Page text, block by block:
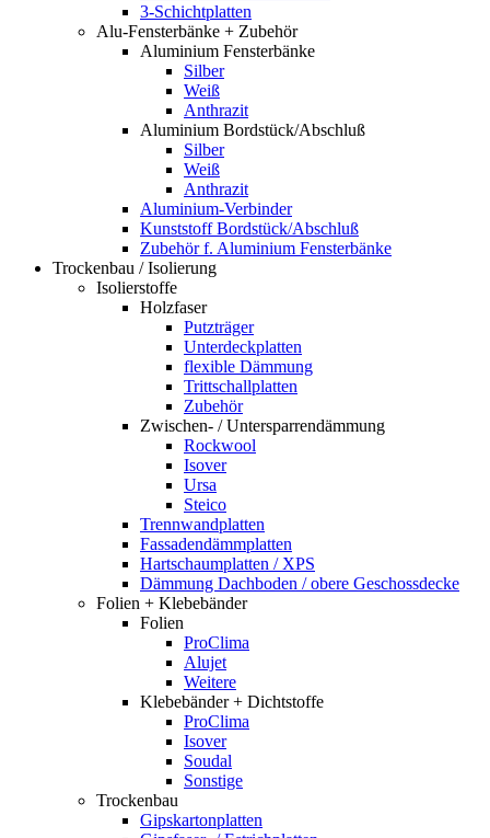
3-Schichtplatten
Alu-Fensterbänke + Zubehör
Aluminium Fensterbänke
Silber
Weiß
Anthrazit
Aluminium Bordstück/Abschluß
Silber
Weiß
Anthrazit
Aluminium-Verbinder
Kunststoff Bordstück/Abschluß
Zubehör f. Aluminium Fensterbänke
Trockenbau / Isolierung
Isolierstoffe
Holzfaser
Putzträger
Unterdeckplatten
flexible Dämmung
Trittschallplatten
Zubehör
Zwischen- / Untersparrendämmung
Rockwool
Isover
Ursa
Steico
Trennwandplatten
Fassadendämmplatten
Hartschaumplatten / XPS
Dämmung Dachboden / obere Geschossdecke
Folien + Klebebänder
Folien
ProClima
Alujet
Weitere
Klebebänder + Dichtstoffe
ProClima
Isover
Soudal
Sonstige
Trockenbau
Gipskartonplatten